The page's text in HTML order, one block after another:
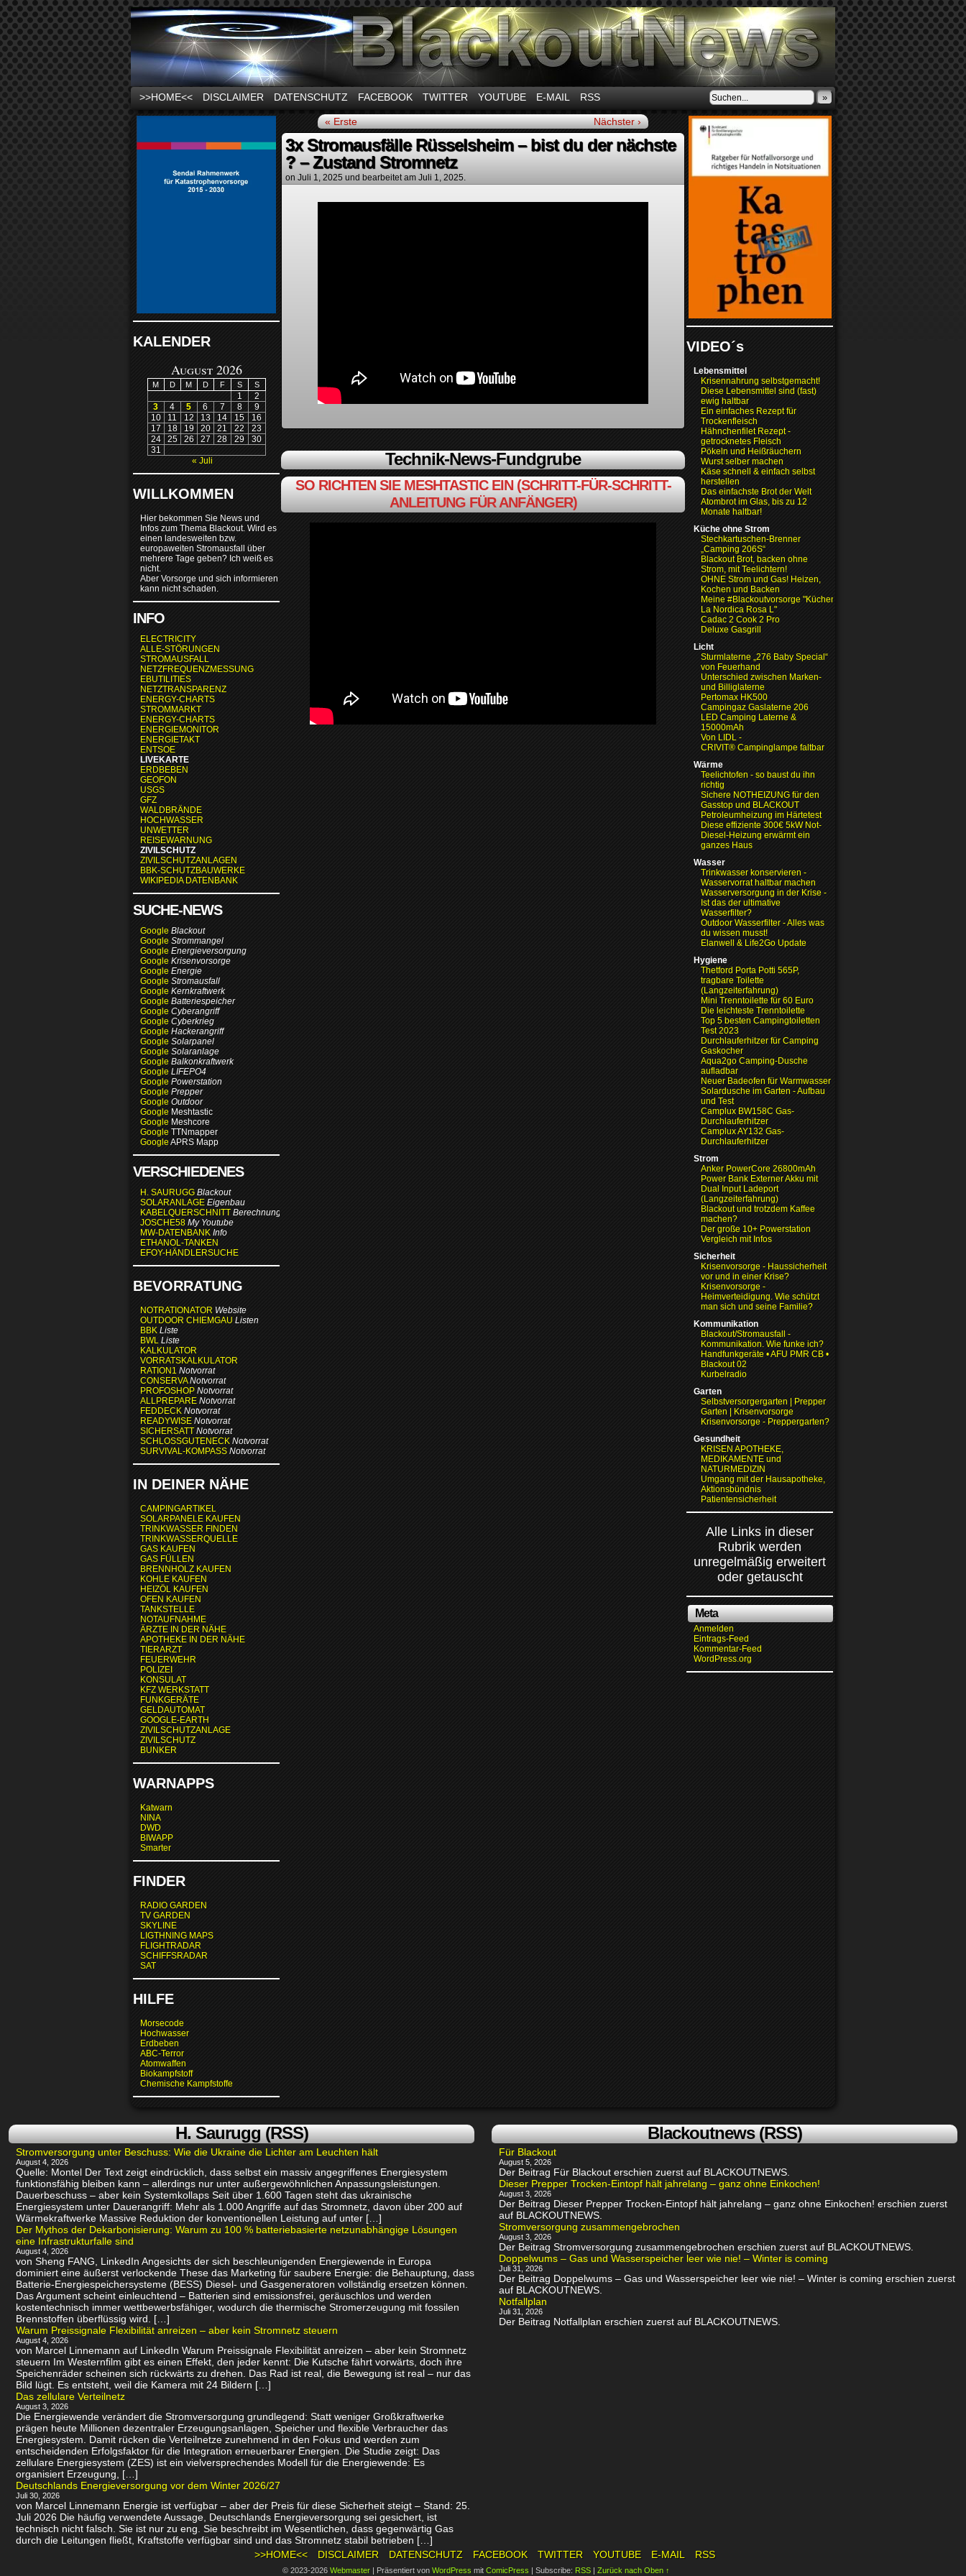
News und Infos zum Thema Stromausfall
>>HOME<< DISCLAIMER DATENSCHUTZ FACEBOOK TWITTER YOUTUBE E-MAIL RSS »
KALENDER
August 2026
M D M D F S S
1
2
3
4 5 6 7 8
9
10
11 12 13 14 15
16
17
18 19 20 21 22
23
24
25 26 27 28 29
30
31
« Juli
WILLKOMMEN
Hier bekommen Sie News und
Infos zum Thema Blackout. Wird es
einen landesweiten bzw.
europaweiten Stromausfall über
mehrere Tage geben? Ich weiß es
nicht.
Aber Vorsorge und sich informieren
kann nicht schaden.
INFO
ELECTRICITY
ALLE-STÖRUNGEN
STROMAUSFALL
NETZFREQUENZMESSUNG
EBUTILITIES
NETZTRANSPARENZ
ENERGY-CHARTS
STROMMARKT
ENERGY-CHARTS
ENERGIEMONITOR
ENERGIETAKT
ENTSOE
LIVEKARTE
ERDBEBEN
GEOFON
USGS
GFZ
WALDBRÄNDE
HOCHWASSER
UNWETTER
REISEWARNUNG
ZIVILSCHUTZ
ZIVILSCHUTZANLAGEN
BBK-SCHUTZBAUWERKE
WIKIPEDIA DATENBANK
SUCHE-NEWS
Google Blackout
Google Strommangel
Google Energieversorgung
Google Krisenvorsorge
Google Energie
Google Stromausfall
Google Kernkraftwerk
Google Batteriespeicher
Google Cyberangriff
Google Cyberkrieg
Google Hackerangriff
Google Solarpanel
Google Solaranlage
Google Balkonkraftwerk
Google LIFEPO4
Google Powerstation
Google Prepper
Google Outdoor
Google Meshtastic
Google Meshcore
Google TTNmapper
Google APRS Mapp
VERSCHIEDENES
H. SAURUGG Blackout
SOLARANLAGE Eigenbau
KABELQUERSCHNITT Berechnung
JOSCHE58 My Youtube
MW-DATENBANK Info
ETHANOL-TANKEN
EFOY-HÄNDLERSUCHE
BEVORRATUNG
NOTRATIONATOR Website
OUTDOOR CHIEMGAU Listen
BBK Liste
BWL Liste
KALKULATOR
VORRATSKALKULATOR
RATION1 Notvorrat
CONSERVA Notvorrat
PROFOSHOP Notvorrat
ALLPREPARE Notvorrat
FEDDECK Notvorrat
READYWISE Notvorrat
SICHERSATT Notvorrat
SCHLOSSGUTENECK Notvorrat
SURVIVAL-KOMPASS Notvorrat
IN DEINER NÄHE
CAMPINGARTIKEL
SOLARPANELE KAUFEN
TRINKWASSER FINDEN
TRINKWASSERQUELLE
GAS KAUFEN
GAS FÜLLEN
BRENNHOLZ KAUFEN
KOHLE KAUFEN
HEIZÖL KAUFEN
OFEN KAUFEN
TANKSTELLE
NOTAUFNAHME
ÄRZTE IN DER NÄHE
APOTHEKE IN DER NÄHE
TIERARZT
FEUERWEHR
POLIZEI
KONSULAT
KFZ WERKSTATT
FUNKGERÄTE
GELDAUTOMAT
GOOGLE-EARTH
ZIVILSCHUTZANLAGE
ZIVILSCHUTZ
BUNKER
WARNAPPS
Katwarn
NINA
DWD
BIWAPP
Smarter
FINDER
RADIO GARDEN
TV GARDEN
SKYLINE
LIGTHNING MAPS
FLIGHTRADAR
SCHIFFSRADAR
SAT
HILFE
Morsecode
Hochwasser
Erdbeben
ABC-Terror
Atomwaffen
Biokampfstoff
Chemische Kampfstoffe
« Erste Nächster ›
3x Stromausfälle Rüsselsheim – bist du der nächste
? – Zustand Stromnetz
on Juli 1, 2025 und bearbeitet am Juli 1, 2025.
Technik-News-Fundgrube
SO RICHTEN SIE MESHTASTIC EIN (SCHRITT-FÜR-SCHRITT-
ANLEITUNG FÜR ANFÄNGER)
VIDEO´s
Lebensmittel
Krisennahrung selbstgemacht!
Diese Lebensmittel sind (fast)
ewig haltbar
Ein einfaches Rezept für
Trockenfleisch
Hähnchenfilet Rezept -
getrocknetes Fleisch
Pökeln und Heißräuchern
Wurst selber machen
Käse schnell & einfach selbst
herstellen
Das einfachste Brot der Welt
Atombrot im Glas, bis zu 12
Monate haltbar!
Küche ohne Strom
Stechkartuschen-Brenner
„Camping 206S“
Blackout Brot, backen ohne
Strom, mit Teelichtern!
OHNE Strom und Gas! Heizen,
Kochen und Backen
Meine #Blackoutvorsorge "Küchenofen
La Nordica Rosa L"
Cadac 2 Cook 2 Pro
Deluxe Gasgrill
Licht
Sturmlaterne „276 Baby Special“
von Feuerhand
Unterschied zwischen Marken-
und Billiglaterne
Pertomax HK500
Campingaz Gaslaterne 206
LED Camping Laterne &
15000mAh
Von LIDL -
CRIVIT® Campinglampe faltbar
Wärme
Teelichtofen - so baust du ihn
richtig
Sichere NOTHEIZUNG für den
Gasstop und BLACKOUT
Petroleumheizung im Härtetest
Diese effiziente 300€ 5kW Not-
Diesel-Heizung erwärmt ein
ganzes Haus
Wasser
Trinkwasser konservieren -
Wasservorrat haltbar machen
Wasserversorgung in der Krise -
Ist das der ultimative
Wasserfilter?
Outdoor Wasserfilter - Alles was
du wissen musst!
Elanwell & Life2Go Update
Hygiene
Thetford Porta Potti 565P,
tragbare Toilette
(Langzeiterfahrung)
Mini Trenntoilette für 60 Euro
Die leichteste Trenntoilette
Top 5 besten Campingtoiletten
Test 2023
Durchlauferhitzer für Camping
Gaskocher
Aqua2go Camping-Dusche
aufladbar
Neuer Badeofen für Warmwasser
Solardusche im Garten - Aufbau
und Test
Camplux BW158C Gas-
Durchlauferhitzer
Camplux AY132 Gas-
Durchlauferhitzer
Strom
Anker PowerCore 26800mAh
Power Bank Externer Akku mit
Dual Input Ladeport
(Langzeiterfahrung)
Blackout und trotzdem Kaffee
machen?
Der große 10+ Powerstation
Vergleich mit Infos
Sicherheit
Krisenvorsorge - Haussicherheit
vor und in einer Krise?
Krisenvorsorge -
Heimverteidigung. Wie schützt
man sich und seine Familie?
Kommunikation
Blackout/Stromausfall -
Kommunikation. Wie funke ich?
Handfunkgeräte • AFU PMR CB •
Blackout 02
Kurbelradio
Garten
Selbstversorgergarten | Prepper
Garten | Krisenvorsorge
Krisenvorsorge - Preppergarten?
Gesundheit
KRISEN APOTHEKE,
MEDIKAMENTE und
NATURMEDIZIN
Umgang mit der Hausapotheke,
Aktionsbündnis
Patientensicherheit
Alle Links in dieser
Rubrik werden
unregelmäßig erweitert
oder getauscht
Meta
Anmelden
Eintrags-Feed
Kommentar-Feed
WordPress.org
H. Saurugg (RSS)
Stromversorgung unter Beschuss: Wie die Ukraine die Lichter am Leuchten hält
August 4, 2026
Quelle: Montel Der Text zeigt eindrücklich, dass selbst ein massiv angegriffenes Energiesystem
funktionsfähig bleiben kann – allerdings nur unter außergewöhnlichen Anpassungsleistungen.
Dauerbeschuss – aber kein Systemkollaps Seit über 1.600 Tagen steht das ukrainische
Energiesystem unter Dauerangriff: Mehr als 1.000 Angriffe auf das Stromnetz, davon über 200 auf
Wärmekraftwerke Massive Reduktion der konventionellen Leistung auf unter […]
Der Mythos der Dekarbonisierung: Warum zu 100 % batteriebasierte netzunabhängige Lösungen
eine Infrastrukturfalle sind
August 4, 2026
von Sheng FANG, LinkedIn Angesichts der sich beschleunigenden Energiewende in Europa
dominiert eine äußerst verlockende These das Marketing für saubere Energie: die Behauptung, dass
Batterie-Energiespeichersysteme (BESS) Diesel- und Gasgeneratoren vollständig ersetzen können.
Das Argument scheint einleuchtend – Batterien sind emissionsfrei, geräuschlos und werden
kostentechnisch immer wettbewerbsfähiger, wodurch die thermische Stromerzeugung mit fossilen
Brennstoffen überflüssig wird. […]
Warum Preissignale Flexibilität anreizen – aber kein Stromnetz steuern
August 4, 2026
von Marcel Linnemann auf LinkedIn Warum Preissignale Flexibilität anreizen – aber kein Stromnetz
steuern Im Westernfilm gibt es einen Effekt, den jeder kennt: Die Kutsche fährt vorwärts, doch ihre
Speichenräder scheinen sich rückwärts zu drehen. Das Rad ist real, die Bewegung ist real – nur das
Bild lügt. Es entsteht, weil die Kamera mit 24 Bildern […]
Das zellulare Verteilnetz
August 3, 2026
Die Energiewende verändert die Stromversorgung grundlegend: Statt weniger Großkraftwerke
prägen heute Millionen dezentraler Erzeugungsanlagen, Speicher und flexible Verbraucher das
Energiesystem. Damit rücken die Verteilnetze zunehmend in den Fokus und werden zum
entscheidenden Erfolgsfaktor für die Integration erneuerbarer Energien. Die Studie zeigt: Das
zellulare Energiesystem (ZES) ist ein vielversprechendes Modell für die Energiewende: Es
organisiert Erzeugung, […]
Deutschlands Energieversorgung vor dem Winter 2026/27
Juli 30, 2026
von Marcel Linnemann Energie ist verfügbar – aber der Preis für diese Sicherheit steigt – Stand: 25.
Juli 2026 Die häufig verwendete Aussage, Deutschlands Energieversorgung sei gesichert, ist
technisch nicht falsch. Sie ist nur zu eng. Sie beschreibt im Wesentlichen, dass gegenwärtig Gas
durch die Leitungen fließt, Kraftstoffe verfügbar sind und das Stromnetz stabil betrieben […]
Blackoutnews (RSS)
Für Blackout
August 5, 2026
Der Beitrag Für Blackout erschien zuerst auf BLACKOUTNEWS.
Dieser Prepper Trocken-Eintopf hält jahrelang – ganz ohne Einkochen!
August 3, 2026
Der Beitrag Dieser Prepper Trocken-Eintopf hält jahrelang – ganz ohne Einkochen! erschien zuerst
auf BLACKOUTNEWS.
Stromversorgung zusammengebrochen
August 3, 2026
Der Beitrag Stromversorgung zusammengebrochen erschien zuerst auf BLACKOUTNEWS.
Doppelwums – Gas und Wasserspeicher leer wie nie! – Winter is coming
Juli 31, 2026
Der Beitrag Doppelwums – Gas und Wasserspeicher leer wie nie! – Winter is coming erschien zuerst
auf BLACKOUTNEWS.
Notfallplan
Juli 31, 2026
Der Beitrag Notfallplan erschien zuerst auf BLACKOUTNEWS.
>>HOME<< DISCLAIMER DATENSCHUTZ FACEBOOK TWITTER YOUTUBE E-MAIL RSS
© 2023-2026 Webmaster | Präsentiert von WordPress mit ComicPress | Subscribe: RSS | Zurück nach Oben ↑